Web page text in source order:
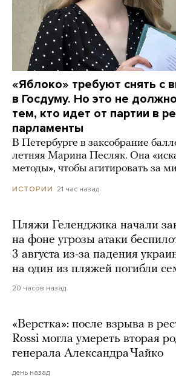
«Яблоко» требуют снять с
в Госдуму. Но это не
тем, кто идет от партии в
парламенты
В Петербурге в заксобрание
летняя Марина Песляк. Она
методы», чтобы агитировать за
ИСТОРИИ 21 час назад
Пляжи Геленджика начали
на фоне угрозы атаки
3 августа из-за падения
на один из пляжей погибли
20 часов назад
«Верстка»: после взрыва в
Rossi могла умереть вторая
генерала Александра Чайко
день назад